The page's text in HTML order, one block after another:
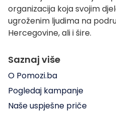
organizacija koja svojim
ugroženim ljudima na
Hercegovine, ali i šire.
Saznaj više
O Pomozi.ba
Pogledaj kampanje
Naše uspješne priče